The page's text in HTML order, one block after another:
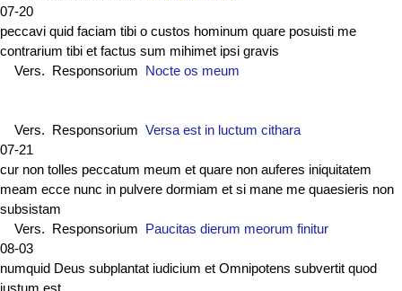
07-20
peccavi quid faciam tibi o custos hominum quare posuisti me
contrarium tibi et factus sum mihimet ipsi gravis
Vers. Responsorium Nocte os meum
Vers. Responsorium Versa est in luctum cithara
07-21
cur non tolles peccatum meum et quare non auferes iniquitatem
meam ecce nunc in pulvere dormiam et si mane me quaesieris non
subsistam
Vers. Responsorium Paucitas dierum meorum finitur
08-03
numquid Deus subplantat iudicium et Omnipotens subvertit quod
iustum est